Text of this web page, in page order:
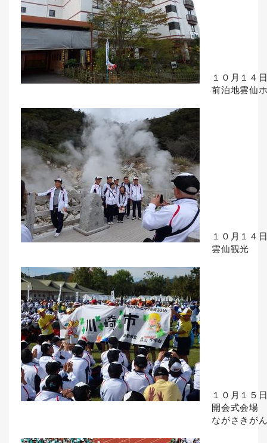
１０月１４
前泊地雲仙
１０月１４
雲仙観光
１０月１５
開会式会場
ながさきが